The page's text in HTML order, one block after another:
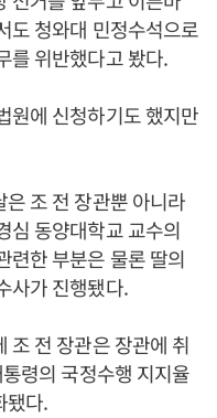
도 청와대 민정수석으로
를 위반했다고 봤다.
원에 신청하기도 했지만
조 전 장관뿐 아니라
심 동양대학교 교수의
련한 부분은 물론 딸의
사가 진행됐다.
조 전 장관은 장관에 취
령의 국정수행 지지율
됐다.